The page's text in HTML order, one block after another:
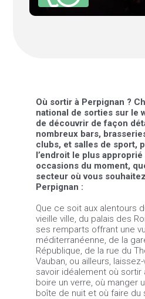
Où sortir à Perpignan ?
national de sorties sur le
de découvrir de façon
nombreux bars,
clubs, et salles de sport,
l’endroit le plus
occasions du moment,
secteur où vous
Perpignan :
Que ce soit aux alentours
vieille ville, du palais des
ses remparts offrant une
méditerranéenne, de la
République, de la rue du
Vauban, ou ailleurs,
savoir idéalement où sortir
boire un verre, où manger
boîte de nuit et où faire du